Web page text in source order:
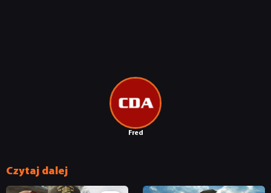
RECENZJE
PUBLICYSTYKA
Fred
Czytaj dalej